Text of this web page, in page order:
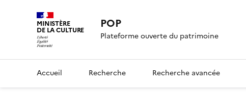
MINISTÈRE
DE LA CULTURE POP
Plateforme ouverte du patrimoine
Accueil Recherche Recherche avancée